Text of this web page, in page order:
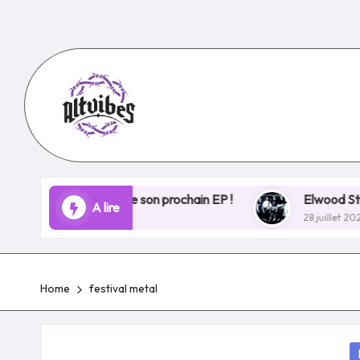
content
A lire
bases de son prochain EP ! Elwood Stray ouvre
28 juillet 2025
Home festival metal